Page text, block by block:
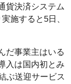
貨決済システム
施すると5日、
だ事業主はいる
入は国内初とみ
ぶ送迎サービス